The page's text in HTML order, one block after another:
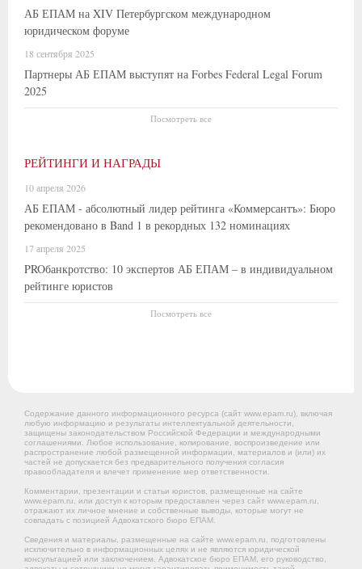
АБ ЕПАМ на XIV Петербургском международном
юридическом форуме
18 сентября 2025
Партнеры АБ ЕПАМ выступят на Forbes Federal Legal Forum
2025
Посмотреть все
РЕЙТИНГИ И НАГРАДЫ
10 апреля 2026
АБ ЕПАМ - абсолютный лидер рейтинга «Коммерсантъ»: Бюро
рекомендовано в Band 1 в рекордных 132 номинациях
17 апреля 2025
PROбанкротство: 10 экспертов АБ ЕПАМ – в индивидуальном
рейтинге юристов
Посмотреть все
Содержание данного информационного ресурса (сайт www.epam.ru), включая
любую информацию и результаты интеллектуальной деятельности,
защищены законодательством Российской Федерации и международными
соглашениями. Любое использование, копирование, воспроизведение или
распространение любой размещенной информации, материалов и (или) их
частей не допускается без предварительного получения согласия
правообладателя и влечет применение мер ответственности.
Комментарии, презентации и статьи юристов, размещенные на сайте
www.epam.ru, или доступ к которым предоставлен через сайт www.epam.ru,
отражают их личное мнение и собственные выводы, которые могут не
совпадать с позицией Адвокатского бюро ЕПАМ.
Сведения и материалы, размещенные на сайте www.epam.ru, подготовлены
исключительно в информационных целях и не являются юридической
консультацией или заключением. Адвокатское бюро ЕПАМ, его руководство,